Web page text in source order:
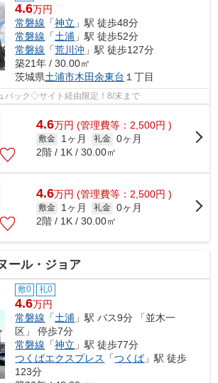
4.6万円
常磐線 「神立 」駅 徒歩48分
常磐線 「土浦 」駅 徒歩52分
常磐線 「荒川沖 」駅 徒歩127分
築21年 / 30.00㎡
茨城県土浦市木田余東台 １丁目
ック◇サイト経由限定！8/末まで
4.6万円 (管理費等：2,500円 )
敷金 1ヶ月 礼金 0ヶ月
2階 / 1K / 30.00㎡
4.6万円 (管理費等：2,500円 )
敷金 1ヶ月 礼金 0ヶ月
2階 / 1K / 30.00㎡
ール・ジョア
敷0 礼0
4.6万円
常磐線 「土浦 」駅 バス9分 「並木一
区」 停歩7分
常磐線 「神立 」駅 徒歩77分
つくばエクスプレス
「つくば」駅 徒歩
123分